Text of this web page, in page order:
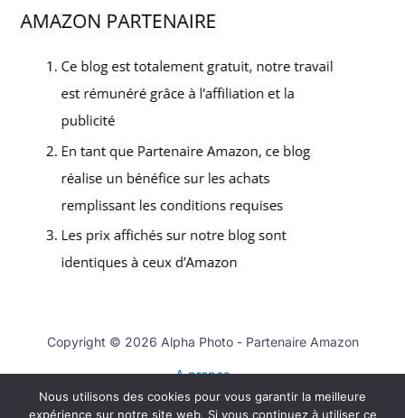
Copyright © 2026 Alpha Photo - Partenaire Amazon
A propos
Contact
Nous utilisons des cookies pour vous garantir la meilleure
expérience sur notre site web. Si vous continuez à utiliser ce